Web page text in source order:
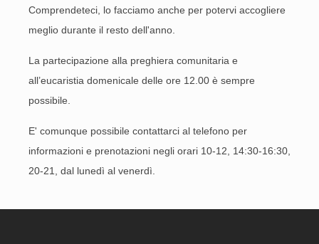
Comprendeteci, lo facciamo anche per potervi accogliere
meglio durante il resto dell'anno.
La partecipazione alla preghiera comunitaria e
all’eucaristia domenicale delle ore 12.00 è sempre
possibile.
E' comunque possibile contattarci al telefono per
informazioni e prenotazioni negli orari 10-12, 14:30-16:30,
20-21, dal lunedì al venerdì.